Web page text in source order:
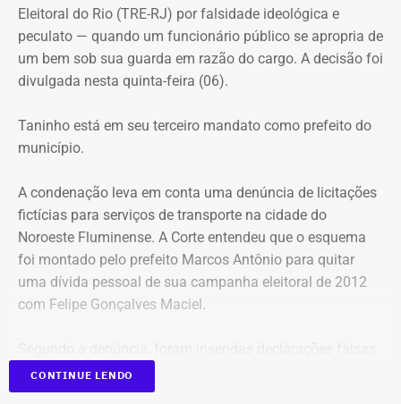
e assistentes técnicos.
Também na onda das nomeações, o Inea foi um dos
destinos da rodada de mudanças, com cinco novos
litoral e ações na Baía de Guanabara e Região dos Lagos
—, e apenas uma exoneração registrada. Além disso, o
Costa dos Santos na Diretoria de Segurança da
Informação do Proderj, e a reorganização da Corregedoria
do Ceperj, com a nomeação de Jair Sá de Jesus.
Eleitoral do Rio (TRE-RJ) por falsidade ideológica e
peculato — quando um funcionário público se apropria de
um bem sob sua guarda em razão do cargo. A decisão foi
divulgada nesta quinta-feira (06).
Taninho está em seu terceiro mandato como prefeito do
município.
A condenação leva em conta uma denúncia de licitações
fictícias para serviços de transporte na cidade do
Noroeste Fluminense. A Corte entendeu que o esquema
foi montado pelo prefeito Marcos Antônio para quitar
uma dívida pessoal de sua campanha eleitoral de 2012
com Felipe Gonçalves Maciel.
em notas de empenho e efetuados pagamentos com
dinheiro público por serviços que não foram prestados,
CONTINUE LENDO